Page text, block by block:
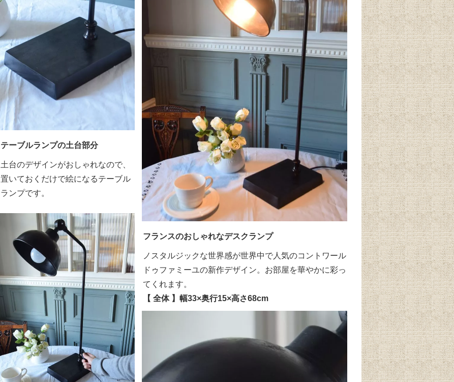
テーブルランプの土台部分
土台のデザインがおしゃれなので、
置いておくだけで絵になるテーブル
ランプです。
フランスのおしゃれなデスクランプ
ノスタルジックな世界感が世界中で人気のコントワール
ドゥファミーユの新作デザイン。お部屋を華やかに彩っ
てくれます。
【 全体 】幅33×奥行15×高さ68cm